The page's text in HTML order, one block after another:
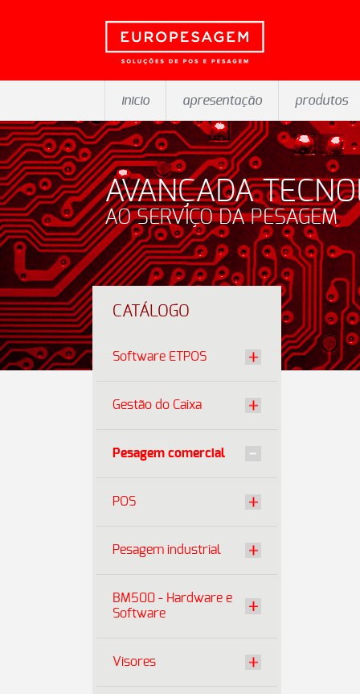
inicio apresentação produtos
AVANÇADA
AO SERVIÇO DA PESAGEM
CATÁLOGO
Software ETPOS
Gestão do Caixa
Pesagem comercial
POS
Pesagem industrial
BM500 - Hardware e
Software
Visores